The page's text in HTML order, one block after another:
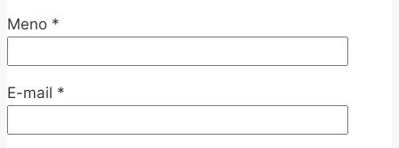
Meno *
E-mail *